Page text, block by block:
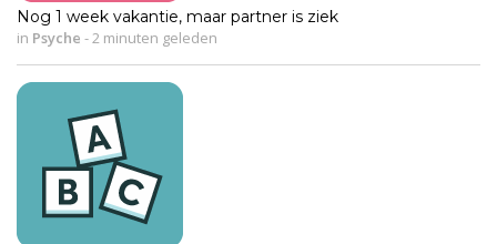
Nog 1 week vakantie, maar partner is ziek
in Psyche -2 minuten geleden